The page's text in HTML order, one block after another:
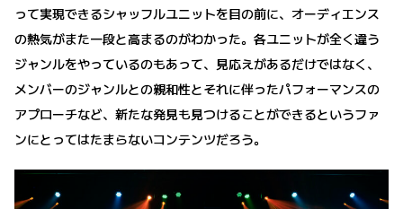
って実現できるシャッフルユニットを目の前に、オーディエンス
の熱気がまた一段と高まるのがわかった。各ユニットが全く違う
ジャンルをやっているのもあって、見応えがあるだけではなく、
メンバーのジャンルとの親和性とそれに伴ったパフォーマンスの
アプローチなど、新たな発見も見つけることができるというファ
ンにとってはたまらないコンテンツだろう。